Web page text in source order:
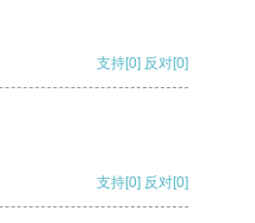
支持[0] 反对[0]
支持[0] 反对[0]